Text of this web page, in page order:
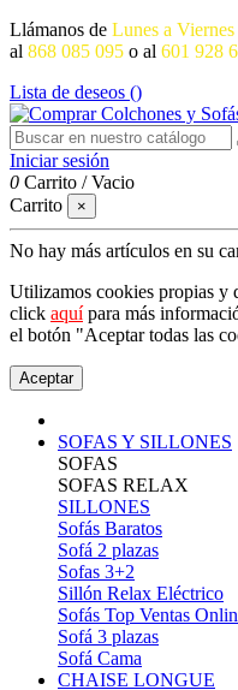
Llámanos de Lunes a Viernes
al 868 085 095 o al 601 928
Lista de deseos ()
Iniciar sesión
0 Carrito /Vacio
Carrito
×
No hay más artículos en su
Utilizamos cookies propias y
click aquípara más
el botón "Aceptar todas las
Aceptar
SOFAS Y SILLONES
SOFAS
SOFAS RELAX
SILLONES
Sofás Baratos
Sofá 2 plazas
Sofas 3+2
Sillón Relax Eléctrico
Sofás Top Ventas
Sofá 3 plazas
Sofá Cama
CHAISE LONGUE